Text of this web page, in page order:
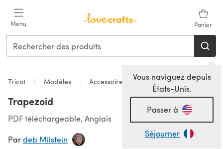
Menu Panier
Vous naviguez depuis
États-Unis.
Passer à
Séjourner
Tricot Modèles Accessoires
Trapezoid
PDF téléchargeable, Anglais
Pardeb Milstein